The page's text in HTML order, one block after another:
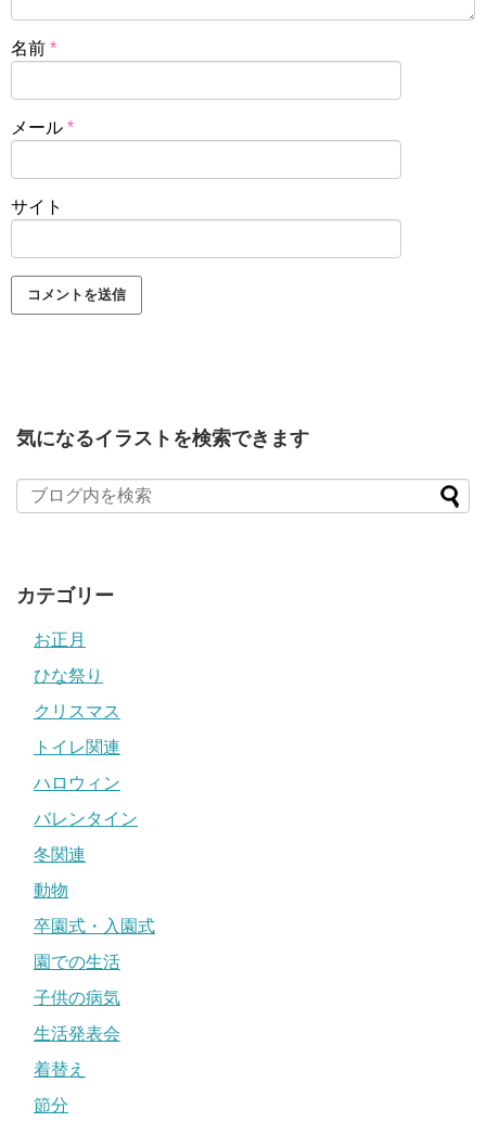
名前 *
メール *
サイト
気になるイラストを検索できます
カテゴリー
お正月
ひな祭り
クリスマス
トイレ関連
ハロウィン
バレンタイン
冬関連
動物
卒園式・入園式
園での生活
子供の病気
生活発表会
着替え
節分